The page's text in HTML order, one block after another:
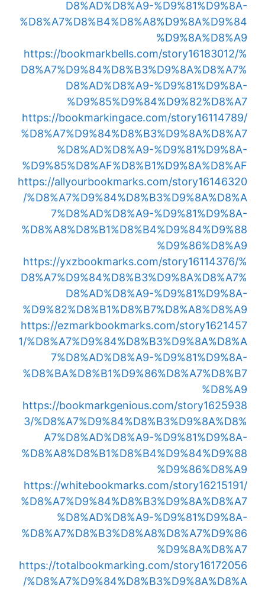
D8%AD%D8%A9-%D9%81%D9%8A-
%D8%A7%D8%B4%D8%A8%D9%8A%D9%84
%D9%8A%D8%A9
https://bookmarkbells.com/story16183012/%
D8%A7%D9%84%D8%B3%D9%8A%D8%A7%
D8%AD%D8%A9-%D9%81%D9%8A-
%D9%85%D9%84%D9%82%D8%A7
https://bookmarkingace.com/story16114789/
%D8%A7%D9%84%D8%B3%D9%8A%D8%A7
%D8%AD%D8%A9-%D9%81%D9%8A-
%D9%85%D8%AF%D8%B1%D9%8A%D8%AF
https://allyourbookmarks.com/story16146320
/%D8%A7%D9%84%D8%B3%D9%8A%D8%A
7%D8%AD%D8%A9-%D9%81%D9%8A-
%D8%A8%D8%B1%D8%B4%D9%84%D9%88
%D9%86%D8%A9
https://yxzbookmarks.com/story16114376/%
D8%A7%D9%84%D8%B3%D9%8A%D8%A7%
D8%AD%D8%A9-%D9%81%D9%8A-
%D9%82%D8%B1%D8%B7%D8%A8%D8%A9
https://ezmarkbookmarks.com/story1621457
1/%D8%A7%D9%84%D8%B3%D9%8A%D8%A
7%D8%AD%D8%A9-%D9%81%D9%8A-
%D8%BA%D8%B1%D9%86%D8%A7%D8%B7
%D8%A9
https://bookmarkgenious.com/story1625938
3/%D8%A7%D9%84%D8%B3%D9%8A%D8%
A7%D8%AD%D8%A9-%D9%81%D9%8A-
%D8%A8%D8%B1%D8%B4%D9%84%D9%88
%D9%86%D8%A9
https://whitebookmarks.com/story16215191/
%D8%A7%D9%84%D8%B3%D9%8A%D8%A7
%D8%AD%D8%A9-%D9%81%D9%8A-
%D8%A7%D8%B3%D8%A8%D8%A7%D9%86
%D9%8A%D8%A7
https://totalbookmarking.com/story16172056
/%D8%A7%D9%84%D8%B3%D9%8A%D8%A